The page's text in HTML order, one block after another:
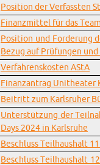
Po­si­ti­on der Ver­fass­ten
Fi­nanz­mit­tel für das
Po­si­ti­on und For­de­rung
Bezug auf Prü­fun­gen
Ver­fah­rens­kos­ten AStA
Fi­nanz­an­trag Unithea­ter
Bei­tritt zum Karls­ru­her
Un­ter­stüt­zung der
Days 2024 in Karls­ru­he
Be­schluss Teil­haus­halt
Be­schluss Teil­haus­halt